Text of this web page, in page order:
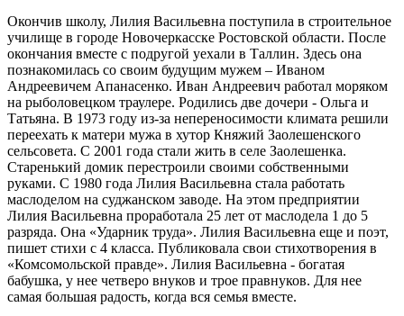
Окончив школу, Лилия Васильевна поступила в строительное
училище в городе Новочеркасске Ростовской области. После
окончания вместе с подругой уехали в Таллин. Здесь она
познакомилась со своим будущим мужем – Иваном
Андреевичем Апанасенко. Иван Андреевич работал моряком
на рыболовецком траулере. Родились две дочери - Ольга и
Татьяна. В 1973 году из-за непереносимости климата решили
переехать к матери мужа в хутор Княжий Заолешенского
сельсовета. С 2001 года стали жить в селе Заолешенка.
Старенький домик перестроили своими собственными
руками. С 1980 года Лилия Васильевна стала работать
маслоделом на суджанском заводе. На этом предприятии
Лилия Васильевна проработала 25 лет от маслодела 1 до 5
разряда. Она «Ударник труда». Лилия Васильевна еще и поэт,
пишет стихи с 4 класса. Публиковала свои стихотворения в
«Комсомольской правде». Лилия Васильевна - богатая
бабушка, у нее четверо внуков и трое правнуков. Для нее
самая большая радость, когда вся семья вместе.